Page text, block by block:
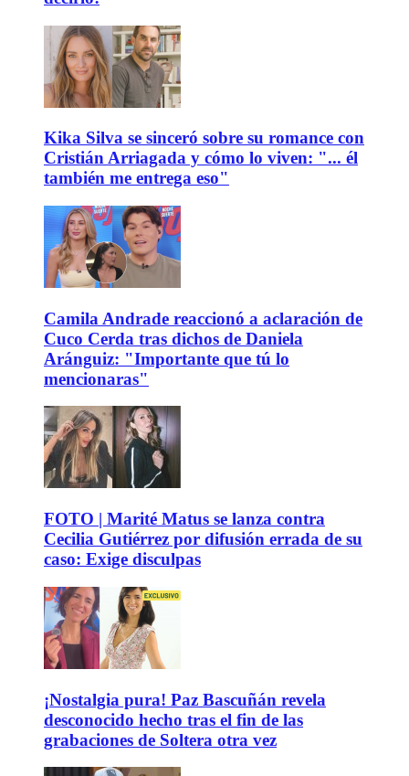
Kika Silva se sinceró sobre su romance con
Cristián Arriagada y cómo lo viven: "... él
también me entrega eso"
Camila Andrade reaccionó a aclaración de
Cuco Cerda tras dichos de Daniela
Aránguiz: "Importante que tú lo
mencionaras"
FOTO | Marité Matus se lanza contra
Cecilia Gutiérrez por difusión errada de su
caso: Exige disculpas
¡Nostalgia pura! Paz Bascuñán revela
desconocido hecho tras el fin de las
grabaciones de Soltera otra vez